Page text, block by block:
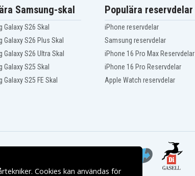
Samsung-skal
Galaxy S26 Skal
Galaxy S26 Plus Skal
Galaxy S26 Ultra Skal
Galaxy S25 Skal
Galaxy S25 FE Skal
Populära reservdelar
iPhone reservdelar
Samsung reservdelar
iPhone 16 Pro Max Reservdelar
iPhone 16 Pro Reservdelar
Apple Watch reservdelar
Cookies kan användas för